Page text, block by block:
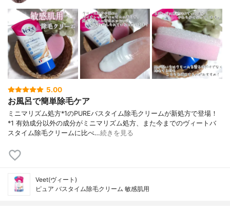
5.00
お風呂で簡単除毛ケア
ミニマリズム処方*1のPUREバスタイム除毛クリームが新処方で登場！
*1 有効成分以外の成分がミニマリズム処方、また今までのヴィートバ
スタイム除毛クリームに比べ…続きを見る
Veet(ヴィート)
ピュア バスタイム除毛クリーム 敏感肌用